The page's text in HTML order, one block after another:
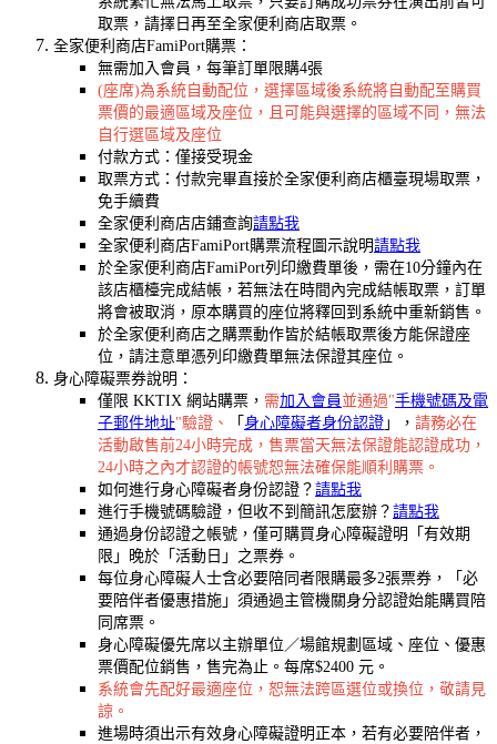
取票，請擇日再至全家便利商店取票。
全家便利商店FamiPort購票：
無需加入會員，每筆訂單限購4張
(座席)為系統自動配位，選擇區域後系統將自動配至購買
票價的最適區域及座位，且可能與選擇的區域不同，無法
自行選區域及座位
付款方式：僅接受現金
取票方式：付款完畢直接於全家便利商店櫃臺現場取票，
免手續費
全家便利商店店鋪查詢請點我
全家便利商店FamiPort購票流程圖示說明請點我
於全家便利商店FamiPort列印繳費單後，需在10分鐘內在
該店櫃檯完成結帳，若無法在時間內完成結帳取票，訂單
將會被取消，原本購買的座位將釋回到系統中重新銷售。
於全家便利商店之購票動作皆於結帳取票後方能保證座
位，請注意單憑列印繳費單無法保證其座位。
身心障礙票券說明：
僅限 KKTIX 網站購票， 需加入會員 並通過"手機號碼及電
子郵件地址"驗證、 「 身心障礙者身份認證 」， 請務必在
活動啟售前24小時完成，售票當天無法保證能認證成功，
24小時之內才認證的帳號恕無法確保能順利購票。
如何進行身心障礙者身份認證？ 請點我
進行手機號碼驗證，但收不到簡訊怎麼辦？ 請點我
通過身份認證之帳號，僅可購買身心障礙證明「有效期
限」晚於「活動日」之票券。
每位身心障礙人士含必要陪同者限購最多2張票券，「必
要陪伴者優惠措施」須通過主管機關身分認證始能購買陪
同席票。
身心障礙優先席以主辦單位／場館規劃區域、座位、優惠
票價配位銷售，售完為止。每席$2400 元。
系統會先配好最適座位，恕無法跨區選位或換位，敬請見
諒。
進場時須出示有效身心障礙證明正本，若有必要陪伴者，